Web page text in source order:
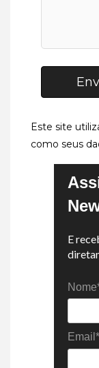
Este site
como seus
E
Email*